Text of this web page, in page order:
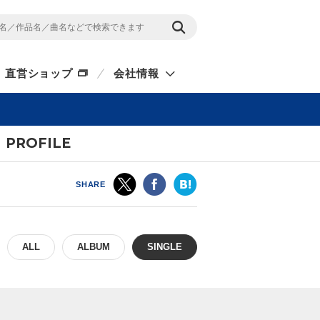
直営ショップ 会社情報
PROFILE
SHARE
ALL ALBUM SINGLE